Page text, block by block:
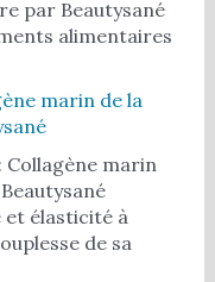
par Beautysané
alimentaires
marin de la
Collagène marin
élasticité à
de sa